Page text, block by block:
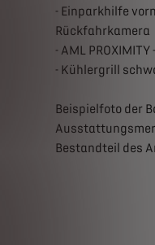
- Einparkhilfe
Rückfahrkamera
- AML
- Kühlergrill
Beispielfoto der
Bestandteil des